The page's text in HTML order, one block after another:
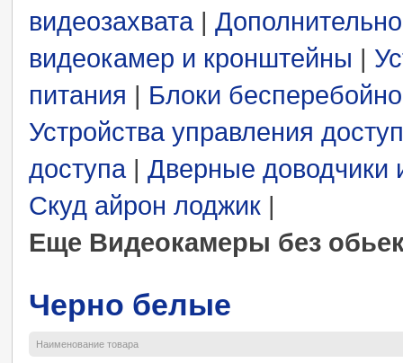
видеозахвата|
видеокамер и кронштейны |
питания | Блоки
Устройства управления
доступа| Дверные доводчики
Скуд айрон лоджик |
Еще Видеокамеры без
Черно белые
Наименование товара